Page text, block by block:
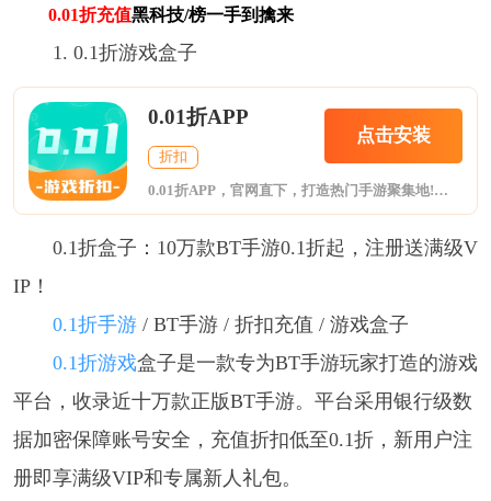
0.01折充值黑科技/榜一手到擒来
1. 0.1折游戏盒子
0.01折APP
折扣
点击安装
0.01折APP，官网直下，打造热门手游聚集地!集合BT版游戏、折扣手游与H5轻游戏，一网打尽玩家所爱。海量福利礼包，限时领取，助力您游戏更畅快。无论是寻找刺激挑战还是休闲时光，这里都是您的理想之选。
0.1折盒子：10万款BT手游0.1折起，注册送满级V
IP！
0.1折手游/ BT手游 / 折扣充值 / 游戏盒子
0.1折游戏盒子是一款专为BT手游玩家打造的游戏
平台，收录近十万款正版BT手游。平台采用银行级数
据加密保障账号安全，充值折扣低至0.1折，新用户注
册即享满级VIP和专属新人礼包。